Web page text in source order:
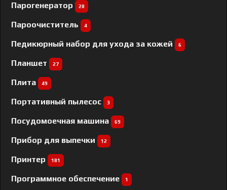
Парогенератор 28
Пароочиститель 4
Педикюрный набор для ухода за кожей 6
Планшет 27
Плита 49
Портативный пылесос 3
Посудомоечная машина 69
Прибор для выпечки 12
Принтер 181
Программное обеспечение 1